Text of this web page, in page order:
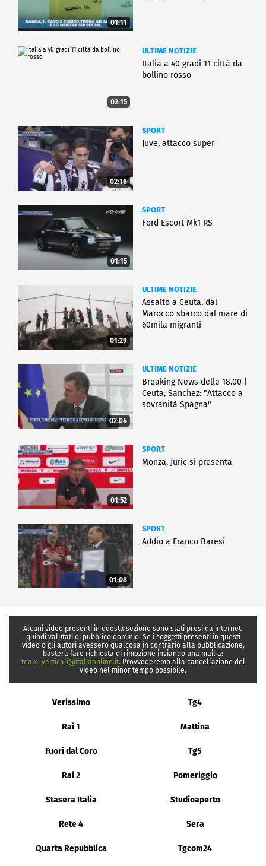
01:11
02:15
ULTIME NOTIZIE
Italia a 40 gradi 11 città da
bollino rosso
02:16
SPORT
Juve, attacco super
01:15
SPORT
Ford Escort Mk1 RS
01:29
ULTIME NOTIZIE
Assalto a Ceuta, dal
Marocco sbarco dal mare di
60mila migranti
02:04
ULTIME NOTIZIE
Breaking News delle 18.00 |
Ceuta, Sanchez: "Attacco a
sovranità Spagna"
01:52
SPORT
Monza, Juric si presenta
01:08
SPORT
Addio a Franco Baresi
Alcuni video presenti in questa sezione sono stati presi da internet,
quindi valutati di pubblico dominio. Se i soggetti presenti in questi
video o gli autori avessero qualcosa in contrario alla pubblicazione,
basterà fare richiesta di rimozione inviando una mail a:
team_verticali@italiaonline.it. Provvederemo alla cancellazione del
video nel minor tempo possibile.
Verissimo Tg4
Rai 1 Mattina
Fuori dal Coro Tg5
Rai 2 Pomeriggio
Stasera Italia Studioaperto
Rete 4 Sera
Quarta Repubblica Tgcom24